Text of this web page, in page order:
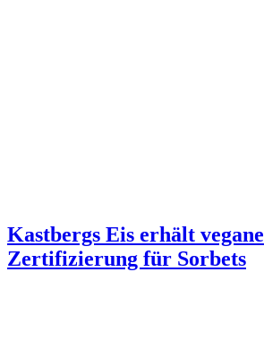
Kastbergs Eis erhält vegane
Zertifizierung für Sorbets